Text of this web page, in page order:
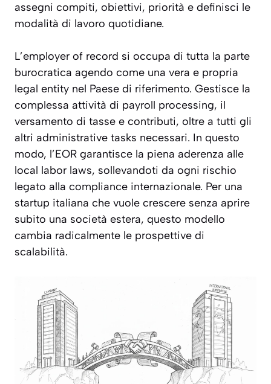
assegni compiti, obiettivi, priorità e definisci le
modalità di lavoro quotidiane.
L’employer of record si occupa di tutta la parte
burocratica agendo come una vera e propria
legal entity nel Paese di riferimento. Gestisce la
complessa attività di payroll processing, il
versamento di tasse e contributi, oltre a tutti gli
altri administrative tasks necessari. In questo
modo, l’EOR garantisce la piena aderenza alle
local labor laws, sollevandoti da ogni rischio
legato alla compliance internazionale. Per una
startup italiana che vuole crescere senza aprire
subito una società estera, questo modello
cambia radicalmente le prospettive di
scalabilità.